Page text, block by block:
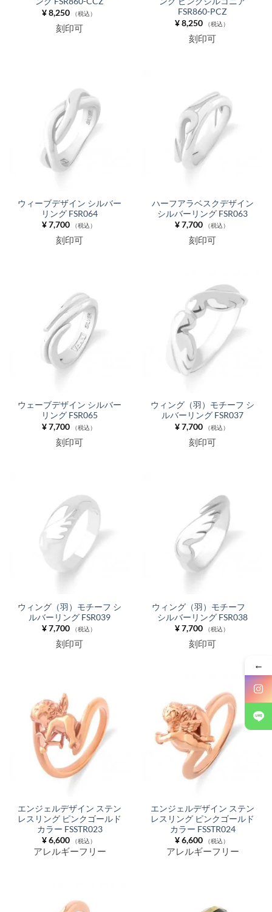
¥8,250 （税込）
刻印可
FSR860-PCZ
¥8,250 （税込）
刻印可
ウィーブデザイン シルバー
リング FSR064
¥7,700 （税込）
刻印可
ハーフアラベスクデザイン
シルバーリング FSR063
¥7,700 （税込）
刻印可
ウェーブデザイン シルバー
リング FSR065
¥7,700 （税込）
刻印可
ウィング（羽）モチーフ シ
ルバーリング FSR037
¥7,700 （税込）
刻印可
ウィング（羽）モチーフ シ
ルバーリング FSR039
¥7,700 （税込）
刻印可
ウィング（羽）モチーフ
シルバーリング FSR038
¥7,700 （税込）
刻印可
エンジェルデザイン ステン
レスリング ピンクゴールド
カラー FSSTR023
¥6,600 （税込）
アレルギーフリー
エンジェルデザイン ステン
レスリング ピンクゴールド
カラー FSSTR024
¥6,600 （税込）
アレルギーフリー
←